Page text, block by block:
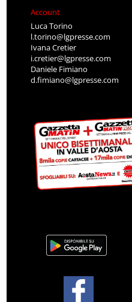
Account
Luca Torino
l.torino@lgpresse.com
Ivana Cretier
i.cretier@lgpresse.com
Daniele Fimiano
d.fimiano@lgpresse.com